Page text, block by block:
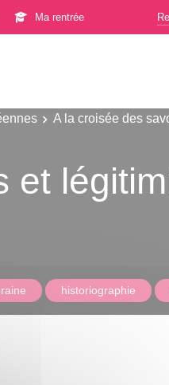
Ma rentrée
A la croisée des
et
historiographie